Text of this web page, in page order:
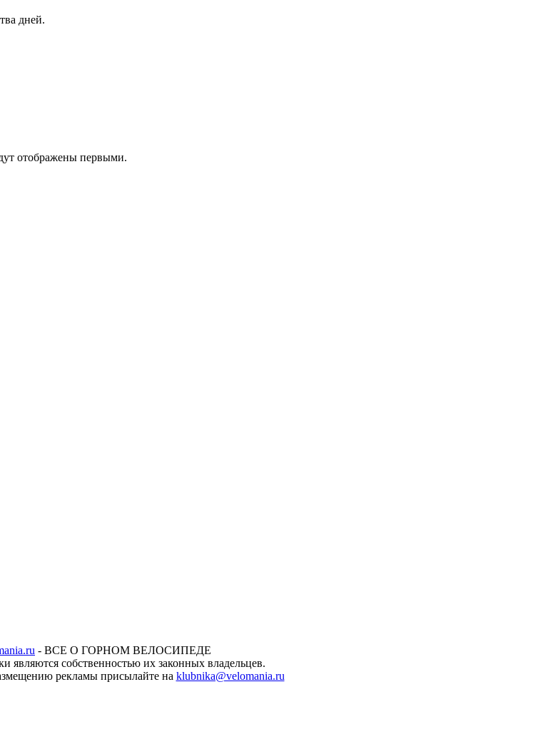
дней.
отображены первыми.
- ВСЕ О ГОРНОМ ВЕЛОСИПЕДЕ
являются собственностью их законных владельцев.
рекламы присылайте на klubnika@velomania.ru